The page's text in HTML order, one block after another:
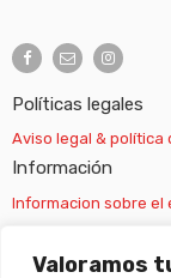
Valoramos
Políticas legales
Aviso legal & política
Información
Informacion sobre el
Información sobre